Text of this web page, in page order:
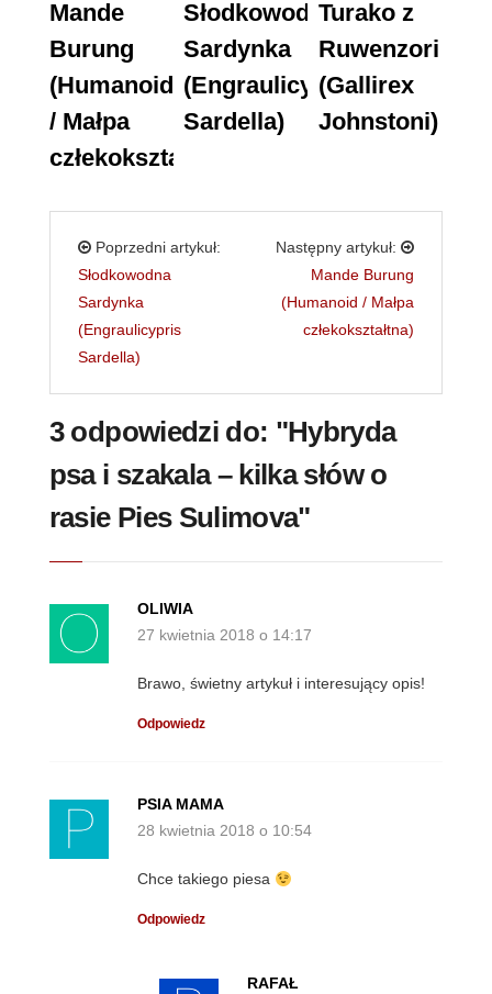
Mande
Burung
(Humanoid
/ Małpa
człekokształtna)
Słodkowodna
Sardynka
(Engraulicypris
Sardella)
Turako z
Ruwenzori
(Gallirex
Johnstoni)
Poprzedni artykuł:
Słodkowodna
Sardynka
(Engraulicypris
Sardella)
Następny artykuł:
Mande Burung
(Humanoid / Małpa
człekokształtna)
3 odpowiedzi do: "Hybryda
psa i szakala – kilka słów o
rasie Pies Sulimova"
OLIWIA
27 kwietnia 2018 o 14:17
Brawo, świetny artykuł i interesujący opis!
Odpowiedz
PSIA MAMA
28 kwietnia 2018 o 10:54
Chce takiego piesa
Odpowiedz
RAFAŁ